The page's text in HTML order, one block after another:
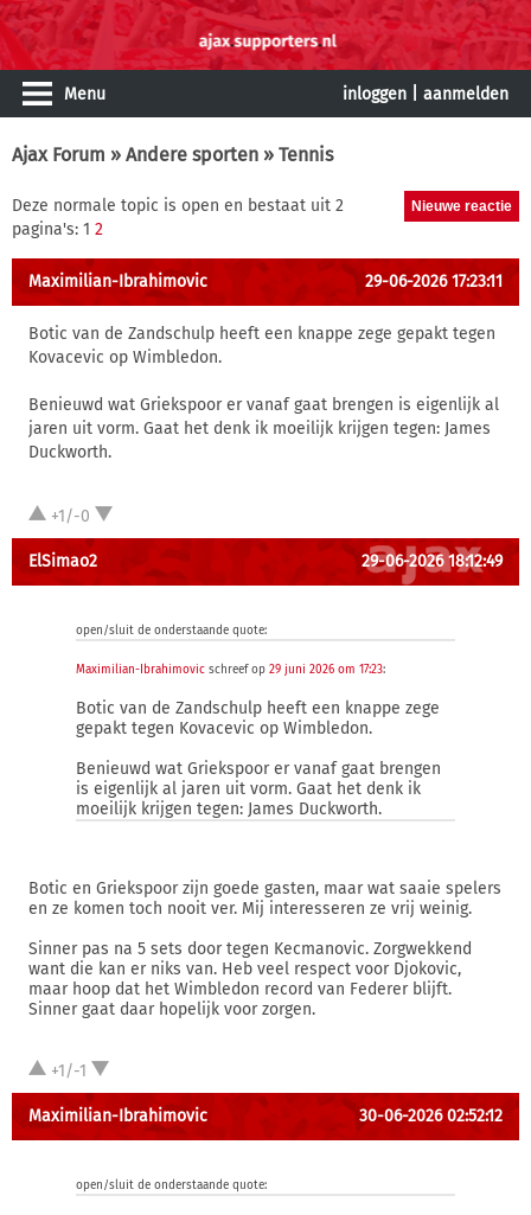
Menu inloggen aanmelden
Ajax Forum » Andere sporten » Tennis
Deze normale topic is open en bestaat uit 2
pagina's: 1 2
Maximilian-Ibrahimovic 29-06-2026 17:23:11
Botic van de Zandschulp heeft een knappe zege gepakt tegen
Kovacevic op Wimbledon.
Benieuwd wat Griekspoor er vanaf gaat brengen is eigenlijk al
jaren uit vorm. Gaat het denk ik moeilijk krijgen tegen: James
Duckworth.
+1/-0
ElSimao2 29-06-2026 18:12:49
open/sluit de onderstaande quote:
Maximilian-Ibrahimovic schreef op 29 juni 2026 om 17:23:
Botic van de Zandschulp heeft een knappe zege
gepakt tegen Kovacevic op Wimbledon.
Benieuwd wat Griekspoor er vanaf gaat brengen
is eigenlijk al jaren uit vorm. Gaat het denk ik
moeilijk krijgen tegen: James Duckworth.
Botic en Griekspoor zijn goede gasten, maar wat saaie spelers
en ze komen toch nooit ver. Mij interesseren ze vrij weinig.
Sinner pas na 5 sets door tegen Kecmanovic. Zorgwekkend
want die kan er niks van. Heb veel respect voor Djokovic,
maar hoop dat het Wimbledon record van Federer blijft.
Sinner gaat daar hopelijk voor zorgen.
+1/-1
Maximilian-Ibrahimovic 30-06-2026 02:52:12
open/sluit de onderstaande quote: